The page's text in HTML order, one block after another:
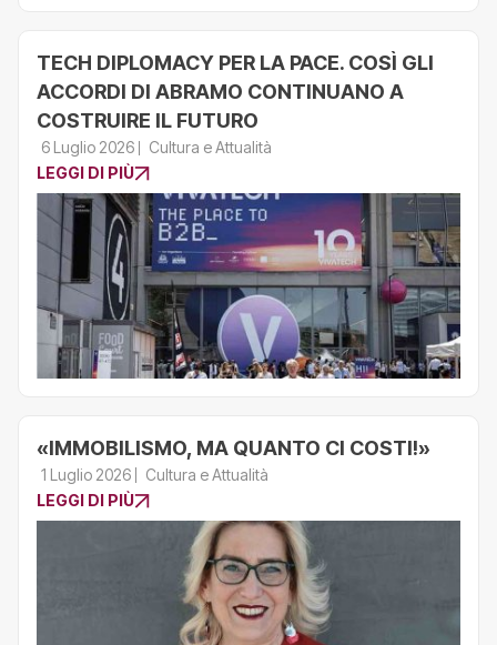
TECH DIPLOMACY PER LA PACE. COSÌ GLI
ACCORDI DI ABRAMO CONTINUANO A
COSTRUIRE IL FUTURO
6 Luglio 2026
Cultura e Attualità
LEGGI DI PIÙ
«IMMOBILISMO, MA QUANTO CI COSTI!»
1 Luglio 2026
Cultura e Attualità
LEGGI DI PIÙ